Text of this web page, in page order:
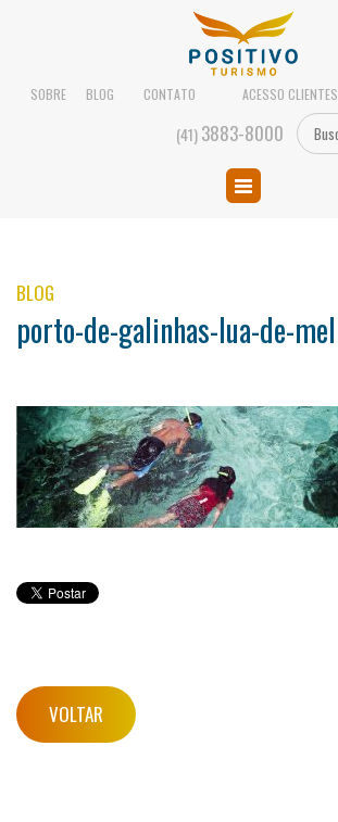
SOBRE BLOG CONTATO ACESSO CLIENTES
(41)3883-8000
BLOG
porto-de-galinhas-lua-de-mel
VOLTAR